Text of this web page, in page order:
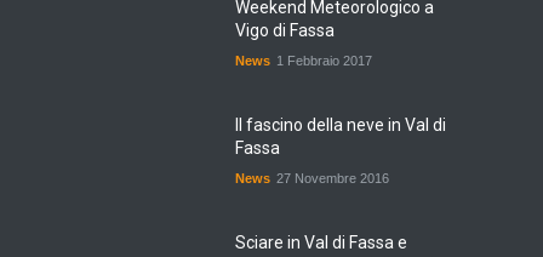
Vigo di Fassa
News 1 Febbraio 2017
Fassa
News 27 Novembre 2016
visitare i Mercatini di Natale